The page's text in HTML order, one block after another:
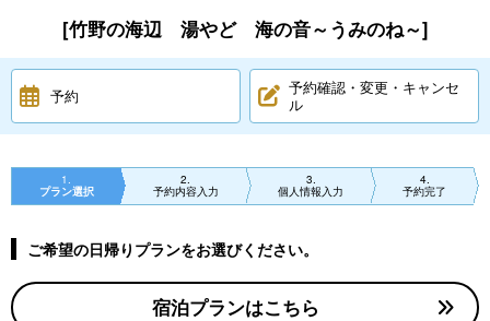
[竹野の海辺 湯やど 海の音～うみのね～]
予約
予約確認・変更・キャンセ
ル
1
プラン選択
2
予約内容入力
3
個人情報入力
4
予約完了
ご希望の日帰りプランをお選びください。
宿泊プランはこちら